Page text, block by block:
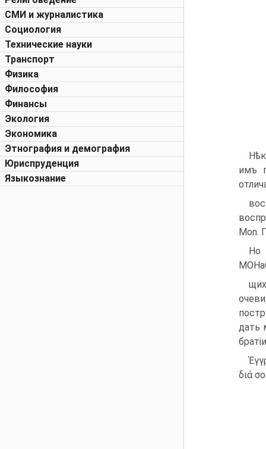
СМИ и журналистика
Социология
Технические науки
Транспорт
Физика
Философия
Финансы
Экология
Экономика
Этнография и демография
Юриспруденция
Языкознание
имъ
Mon.
дать
διά